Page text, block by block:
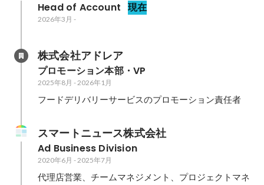
Head of Account 現在
2026年3月 -
株式会社アドレア
プロモーション本部・VP
2025年8月 -2026年1月
フードデリバリーサービスのプロモーション責任者
スマートニュース株式会社
Ad Business Division
2020年6月 -2025年7月
代理店営業、チームマネジメント、プロジェクトマネ